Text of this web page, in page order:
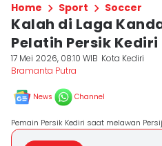
Home Sport Soccer
Kalah di Laga
Pelatih Persik
17 Mei 2026, 08:10 WIB Kota Kediri
Bramanta Putra
News Channel
Pemain Persik Kediri saat melawan